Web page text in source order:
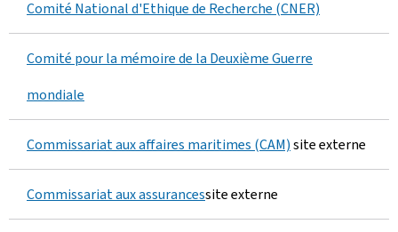
Comité National d'Ethique de Recherche (CNER)
Comité pour la mémoire de la Deuxième Guerre
mondiale
Commissariat aux affaires maritimes (CAM)site externe
Commissariat aux assurancessite externe